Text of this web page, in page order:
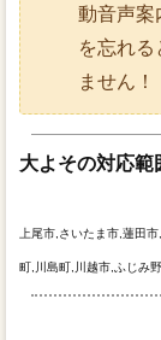
動音声案
を忘れる
ません！
大よその対応範
上尾市,さいたま市,蓮田
町,川島町,川越市,ふじみ